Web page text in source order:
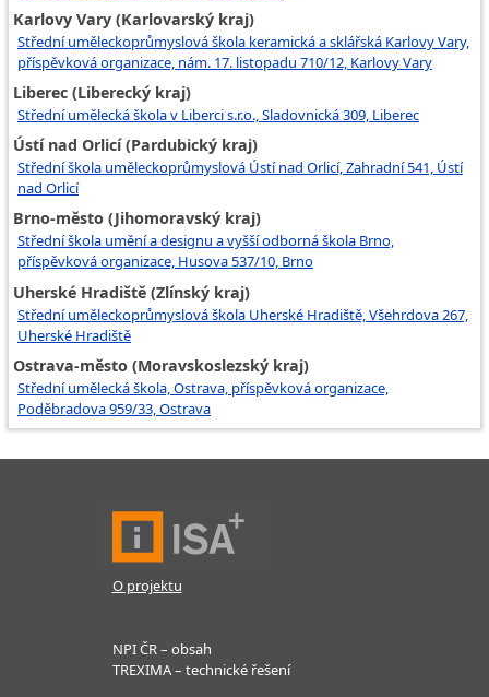
Karlovy Vary (Karlovarský kraj)
Střední uměleckoprůmyslová škola keramická a sklářská Karlovy Vary,
příspěvková organizace, nám. 17. listopadu 710/12, Karlovy Vary
Liberec (Liberecký kraj)
Střední umělecká škola v Liberci s.r.o., Sladovnická 309, Liberec
Ústí nad Orlicí (Pardubický kraj)
Střední škola uměleckoprůmyslová Ústí nad Orlicí, Zahradní 541, Ústí
nad Orlicí
Brno-město (Jihomoravský kraj)
Střední škola umění a designu a vyšší odborná škola Brno,
příspěvková organizace, Husova 537/10, Brno
Uherské Hradiště (Zlínský kraj)
Střední uměleckoprůmyslová škola Uherské Hradiště, Všehrdova 267,
Uherské Hradiště
Ostrava-město (Moravskoslezský kraj)
Střední umělecká škola, Ostrava, příspěvková organizace,
Poděbradova 959/33, Ostrava
O projektu
NPI ČR – obsah
TREXIMA – technické řešení